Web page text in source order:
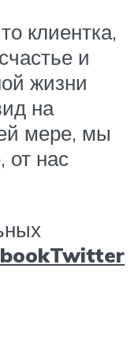
клиентка,
и
жизни
на
мере, мы
от нас
Twitter